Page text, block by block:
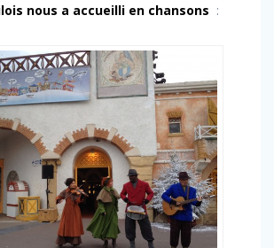
nous a accueilli en chansons :